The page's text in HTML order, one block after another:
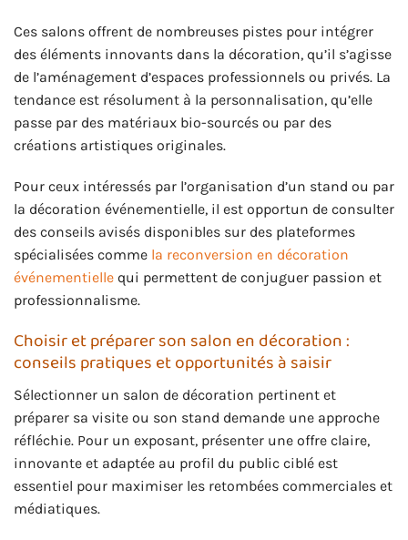
Ces salons offrent de nombreuses pistes pour intégrer
des éléments innovants dans la décoration, qu’il s’agisse
de l’aménagement d’espaces professionnels ou privés. La
tendance est résolument à la personnalisation, qu’elle
passe par des matériaux bio-sourcés ou par des
créations artistiques originales.
Pour ceux intéressés par l’organisation d’un stand ou par
la décoration événementielle, il est opportun de consulter
des conseils avisés disponibles sur des plateformes
spécialisées comme la reconversion en décoration
événementielle qui permettent de conjuguer passion et
professionnalisme.
Choisir et préparer son salon en décoration :
conseils pratiques et opportunités à saisir
Sélectionner un salon de décoration pertinent et
préparer sa visite ou son stand demande une approche
réfléchie. Pour un exposant, présenter une offre claire,
innovante et adaptée au profil du public ciblé est
essentiel pour maximiser les retombées commerciales et
médiatiques.